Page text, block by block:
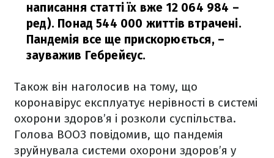
написання статті їх вже 12 064 984 –
ред). Понад 544 000 життів втрачені.
Пандемія все ще прискорюється, –
зауважив Гебрейєус.
Також він наголосив на тому, що
коронавірус експлуатує нерівності в системі
охорони здоров’я і розколи суспільства.
Голова ВООЗ повідомив, що пандемія
зруйнувала системи охорони здоров’я у